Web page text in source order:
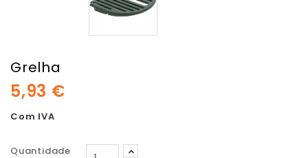
Grelha
5,93 €
Com IVA
Quantidade